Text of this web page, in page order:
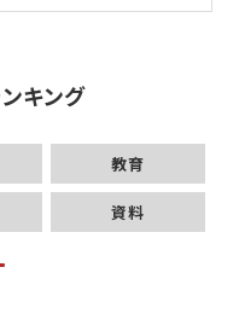
キング
教育
資料